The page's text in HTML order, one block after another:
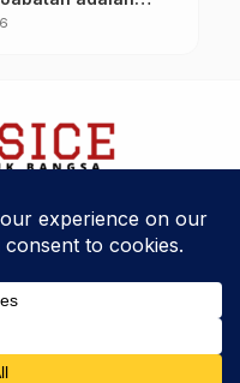
Disclaimer
Bangsa
All Rights Reserved.